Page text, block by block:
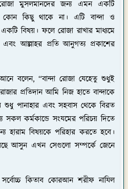
মুসলমানদের জন্য এমন একটি
কিছু থাকে না। এটি বান্দা ও
বিষয়। ফলে রোজা রাখার মাধ্যমে
আল্লাহর প্রতি আনুগত্য প্রকাশের
বলেন, “বান্দা রোজা যেহেতু শুধুই
প্রতিদান আমি নিজ হাতে বান্দাকে
শুধু পানাহার এবং সহবাস থেকে বিরত
সকল কর্মকান্ডে সংযমের পরিচয় দিতে
হারাম বিষয়কে পরিহার করতে হবে।
আসুন এখন সেগুলো সম্পর্কে জেনে
কিতাব কোরআন শরীফ নাযিল